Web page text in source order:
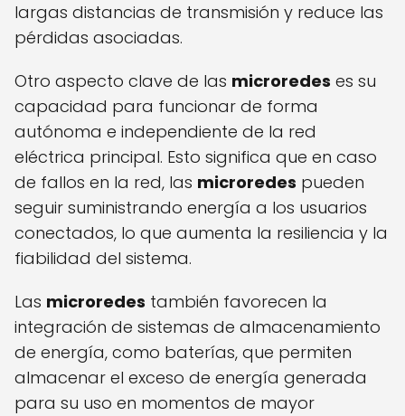
largas distancias de transmisión y reduce las
pérdidas asociadas.
Otro aspecto clave de las microredes es su
capacidad para funcionar de forma
autónoma e independiente de la red
eléctrica principal. Esto significa que en caso
de fallos en la red, las microredes pueden
seguir suministrando energía a los usuarios
conectados, lo que aumenta la resiliencia y la
fiabilidad del sistema.
Las microredes también favorecen la
integración de sistemas de almacenamiento
de energía, como baterías, que permiten
almacenar el exceso de energía generada
para su uso en momentos de mayor